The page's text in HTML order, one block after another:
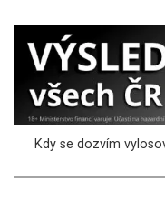
Kdy se dozvím